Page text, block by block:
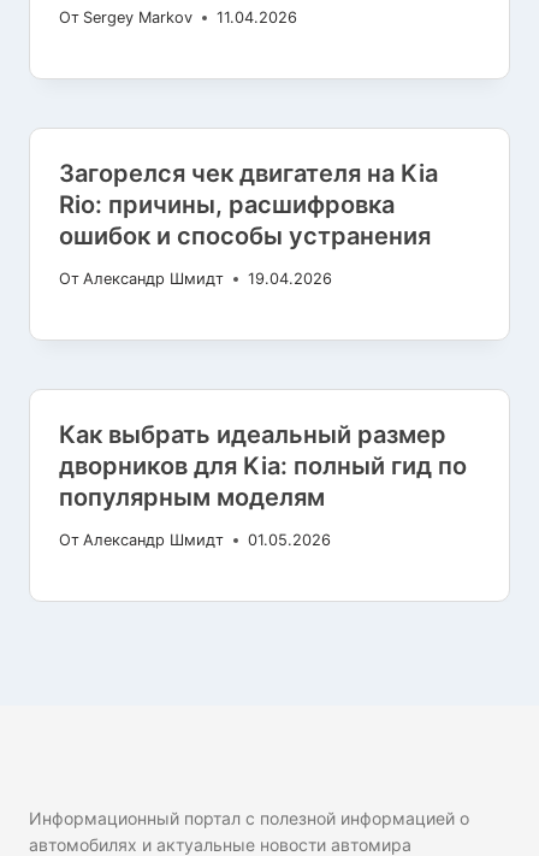
От Sergey Markov 11.04.2026
Загорелся чек двигателя на Kia
Rio: причины, расшифровка
ошибок и способы устранения
От Александр Шмидт 19.04.2026
Как выбрать идеальный размер
дворников для Kia: полный гид по
популярным моделям
От Александр Шмидт 01.05.2026
Информационный портал с полезной информацией о
автомобилях и актуальные новости автомира